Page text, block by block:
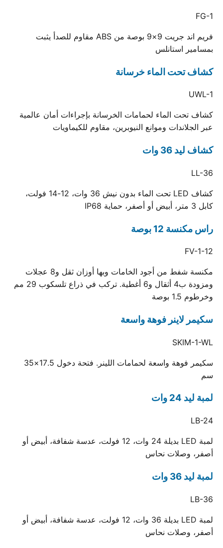
FG-1
فريم اند جريت 9×9 بوصة من ABS مقاوم للصدأ يثبت
بمسامير استانلس
كشاف تحت الماء خرسانة
UWL-1
كشاف تحت الماء لحمامات الخرسانة بإجراءات أمان عالمية
عبر الجلاندات وموانع النيوبرين، مقاوم للكيماويات
كشاف ليد 36 وات
LL-36
كشاف LED تحت الماء بدون نيش 36 وات، 12-14 فولت،
كابل 3 متر، أبيض أو أصفر، حماية IP68
راس مكنسة 12 بوصة
FV-1-12
مكنسة شفط من أجود الخامات وبها أوزان ثقل و8 عجلات
ومزودة ب4 أثقال و6 أغطية. تركب في ذراع تلسكوب 29 مم
وخرطوم 1.5 بوصة
سكيمر لاينر فوهة واسعة
SKIM-1-WL
سكيمر فوهة واسعة لحمامات اللينر. فتحة دخول 17.5×35
سم
لمبة ليد 24 وات
LB-24
لمبة LED بديلة 24 وات، 12 فولت، عدسة شفافة، أبيض أو
أصفر، وصلات نحاس
لمبة ليد 36 وات
LB-36
لمبة LED بديلة 36 وات، 12 فولت، عدسة شفافة، أبيض أو
أصفر، وصلات نحاس